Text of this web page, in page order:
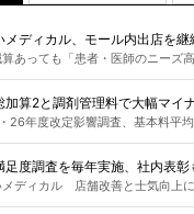
メディカル、モール内出店を継
あっても「患者・医師のニーズ高
加算2と調剤管理料で大幅マイ
26年度改定影響調査、基本料平
足度調査を毎年実施、社内表彰
メディカル 店舗改善と士気向上